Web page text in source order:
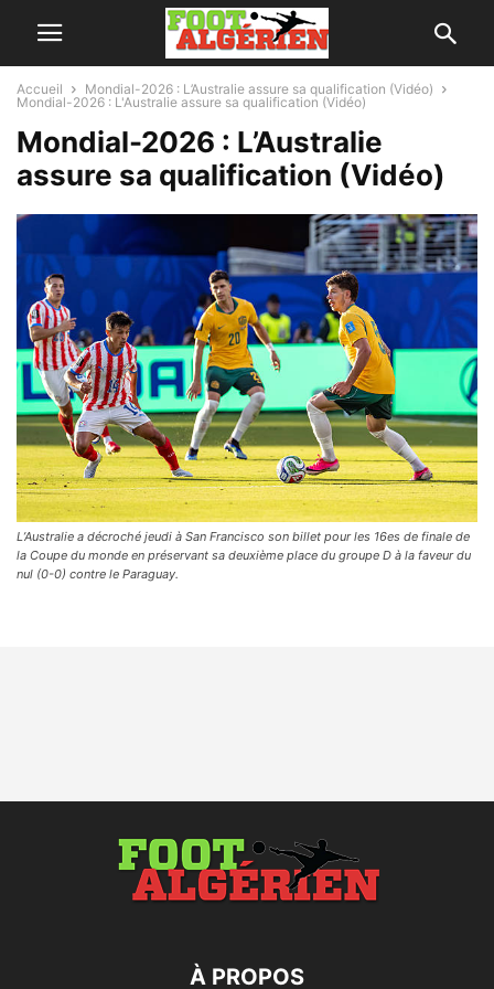
Accueil
Mondial-2026 : L’Australie assure sa qualification (Vidéo)
Mondial-2026 : L'Australie assure sa qualification (Vidéo)
Mondial-2026 : L’Australie
assure sa qualification (Vidéo)
L’Australie a décroché jeudi à San Francisco son billet pour les 16es de finale de
la Coupe du monde en préservant sa deuxième place du groupe D à la faveur du
nul (0-0) contre le Paraguay.
À PROPOS